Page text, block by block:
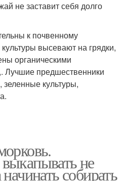
не заставит себя долго
к почвенному
высевают на грядки,
органическими
Лучшие предшественники
культуры,
не
собирать